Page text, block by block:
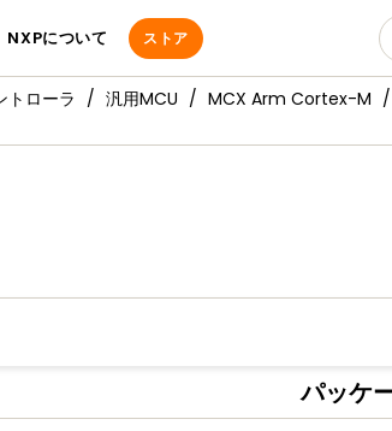
NXPについて ストア
トローラ 汎用MCU MCX Arm Cortex-M
パッケ